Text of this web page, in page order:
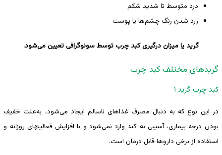
درد متوسط تا شدید شکم
زرد شدن رنگ چشم‌ها یا پوست
گرید یا میزان درگیری کبد چرب توسط سونوگرافی تعیین می‌شود.
گریدهای مختلف کبد چرب
کبد چرب گرید ۱
در این نوع که به دنبال مصرف غذاهای ناسالم ایجاد می‌شود، به‌علت خفیف
بودن درجه بیماری، آسیبی به کبد وارد نمی‌شود و با افزایش فعالیتهای روزانه و
استفاده از برخی داروها قابل درمان است.